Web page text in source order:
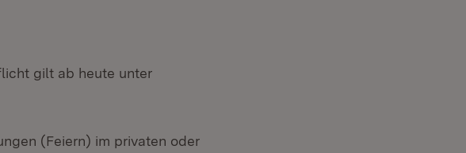
gilt ab heute unter
(Feiern) im privaten oder